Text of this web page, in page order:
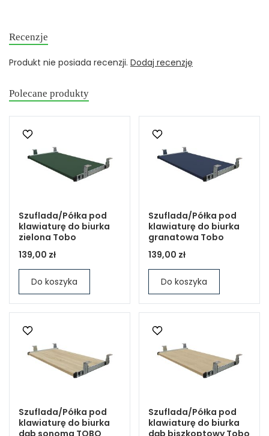
Recenzje
Produkt nie posiada recenzji. Dodaj recenzję
Polecane produkty
Szuflada/Półka pod
klawiaturę do biurka
zielona Tobo
139,00 zł
Do koszyka
Szuflada/Półka pod
klawiaturę do biurka
granatowa Tobo
139,00 zł
Do koszyka
Szuflada/Półka pod
klawiaturę do biurka
dąb sonoma TOBO
Szuflada/Półka pod
klawiaturę do biurka
dąb biszkoptowy Tobo